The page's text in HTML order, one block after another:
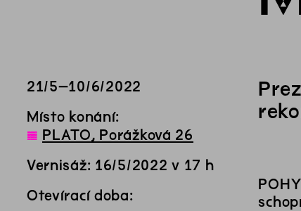
21/5–10/6/2022
Místo konání:
◊ PLATO, Porážková 26
Vernisáž: 16/5/2022 v 17 h
Otevírací doba: